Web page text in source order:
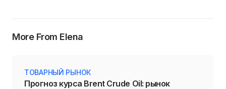
More From Elena
ТОВАРНЫЙ РЫНОК
Прогноз курса Brent Crude Oil: рынок